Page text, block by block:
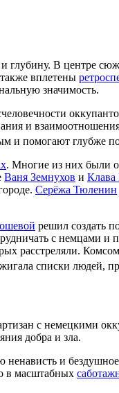
и глубину. В центре
также вплетены
значимость.
и
и помогают глубже
. Многие из них были
Ваня Земнухов и Клава
Серёжа Тюленин
решил создать
с немцами
расстреляли.
списки людей,
с немецкими
добра и зла.
и
в масштабных